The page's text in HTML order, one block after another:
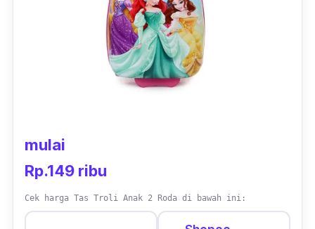
sangat cocok dipakai liburan atau perjalanan
jauh ke luar kota. Tas troli anak perempuan ini
juga dilengkapi kunci kombinasi 3 angka,
sehingga barang-barang si Kecil aman.
mulai
Rp.149 ribu
Cek harga Tas Troli Anak 2 Roda di bawah ini: